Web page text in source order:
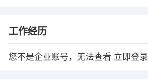
工作经历
您不是企业账号，无法查看 立即登录